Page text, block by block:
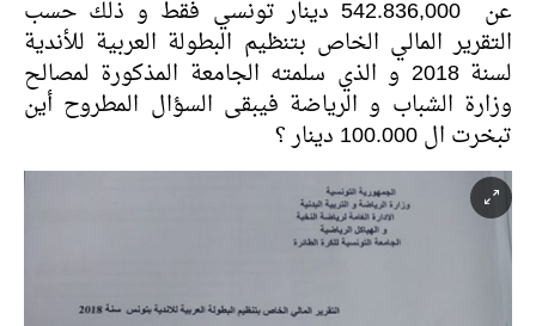
عن 542.836,000 دينار تونسي فقط و ذلك حسب
التقرير المالي الخاص بتنظيم البطولة العربية للأندية
لسنة 2018 و الذي سلمته الجامعة المذكورة لمصالح
وزارة الشباب و الرياضة فيبقى السؤال المطروح أين
تبخرت ال 100.000 دينار ؟